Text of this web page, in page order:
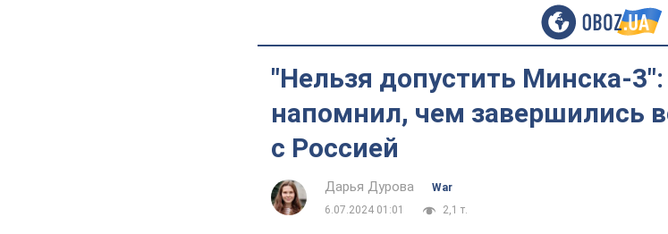
"Нельзя допустить Минска-
напомнил, чем завершились
с Россией
Дарья Дурова
War
6.07.2024 01:01
2,1 т.